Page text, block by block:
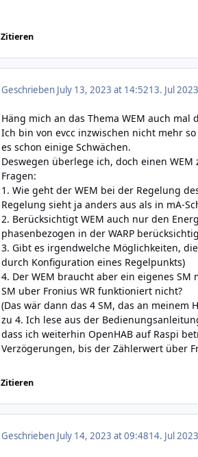
Zitieren
Geschrieben July 13, 2023 at 14:5213. Jul 2023
Häng mich an das Thema WEM auch mal
Ich bin von evcc inzwischen nicht mehr
es schon einige Schwächen.
Deswegen überlege ich, doch einen
Fragen:
1. Wie geht der WEM bei der Regelung
Regelung sieht ja anders aus als in mA-
2. Berücksichtigt WEM auch nur den
phasenbezogen in der WARP
3. Gibt es irgendwelche Möglichkeiten,
durch Konfiguration eines Regelpunkts)
4. Der WEM braucht aber ein eigenes
SM uber Fronius WR funktioniert nicht?
(Das wär dann das 4 SM, das an meinem
zu 4. Ich lese aus der
dass ich weiterhin OpenHAB auf Raspi
Verzögerungen, bis der Zählerwert über
Zitieren
Geschrieben July 14, 2023 at 09:4814. Jul 2023